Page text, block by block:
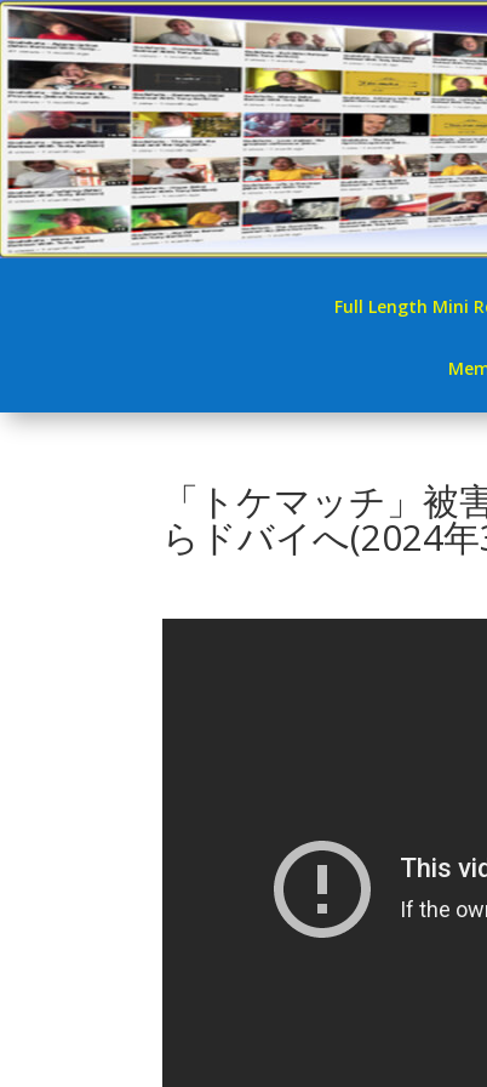
Full Length Mini
「トケマッチ」
らドバイへ(2024